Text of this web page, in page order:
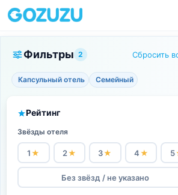
Фильтры 2 Сбросить
Капсульный отель Семейный
Рейтинг
Звёзды отеля
1★ 2★ 3★ 4★ 5
Без звёзд / не указано